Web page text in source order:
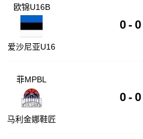
欧锦U16B
爱沙尼亚U16
0 - 0
菲MPBL
马利金娜鞋匠
0 - 0